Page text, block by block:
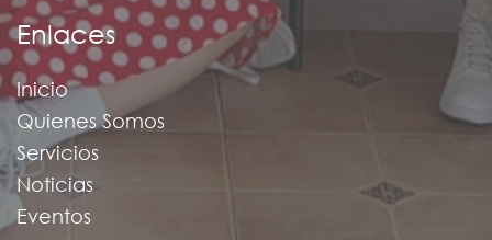
Enlaces
Inicio
Quienes Somos
Servicios
Noticias
Eventos